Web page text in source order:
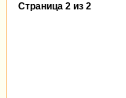
Страница 2 из 2